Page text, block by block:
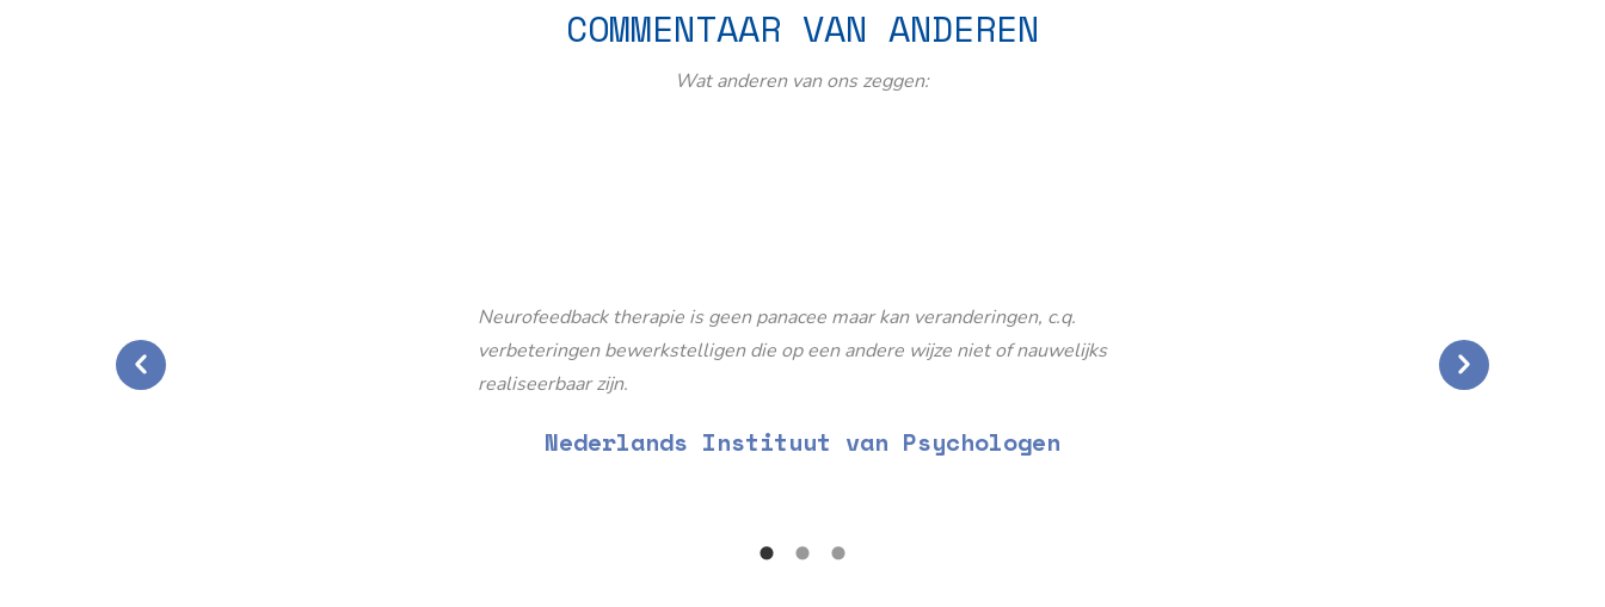
COMMENTAAR VAN ANDEREN
Wat anderen van ons zeggen:
Neurofeedback therapie is geen panacee maar kan veranderingen, c.q.
verbeteringen bewerkstelligen die op een andere wijze niet of nauwelijks
realiseerbaar zijn.
Nederlands Instituut van Psychologen